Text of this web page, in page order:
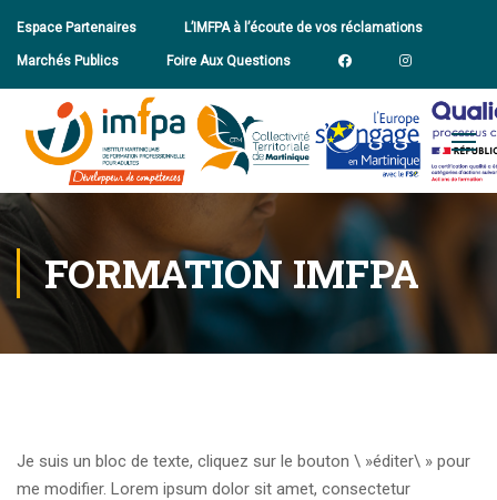
Espace Partenaires L’IMFPA à l’écoute de vos réclamations
Marchés Publics Foire Aux Questions
FORMATION IMFPA
Je suis un bloc de texte, cliquez sur le bouton \ »éditer\ » pour
me modifier. Lorem ipsum dolor sit amet, consectetur